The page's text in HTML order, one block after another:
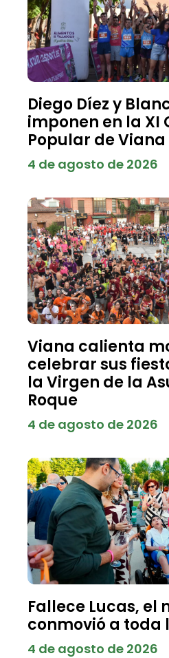
Diego Díez y
imponen en la XI
Popular de Viana
4 de agosto de 2026
Viana calienta
celebrar sus
la Virgen de la
Roque
4 de agosto de 2026
Fallece Lucas, el
conmovió a toda
4 de agosto de 2026